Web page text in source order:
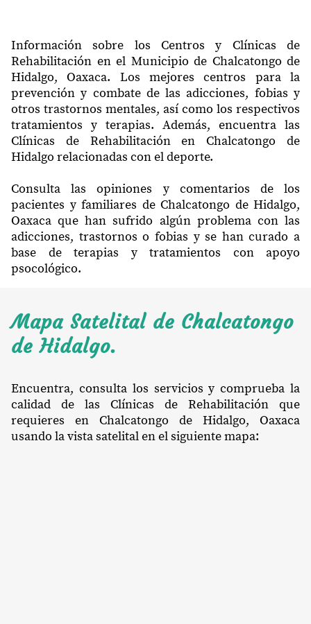
Información sobre los Centros y Clínicas de
Rehabilitación en el Municipio de Chalcatongo de
Hidalgo, Oaxaca. Los mejores centros para la
prevención y combate de las adicciones, fobias y
otros trastornos mentales, así como los respectivos
tratamientos y terapias. Además, encuentra las
Clínicas de Rehabilitación en Chalcatongo de
Hidalgo relacionadas con el deporte.
Consulta las opiniones y comentarios de los
pacientes y familiares de Chalcatongo de Hidalgo,
Oaxaca que han sufrido algún problema con las
adicciones, trastornos o fobias y se han curado a
base de terapias y tratamientos con apoyo
psocológico.
Mapa Satelital de Chalcatongo
de Hidalgo.
Encuentra, consulta los servicios y comprueba la
calidad de las Clínicas de Rehabilitación que
requieres en Chalcatongo de Hidalgo, Oaxaca
usando la vista satelital en el siguiente mapa: